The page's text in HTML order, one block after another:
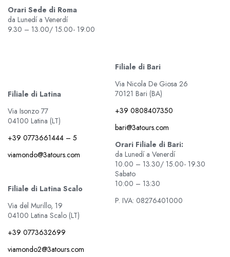
Orari Sede di Roma
da Lunedí a Venerdí
9.30 – 13.00/ 15.00- 19.00
Filiale di Latina
Via Isonzo 77
04100 Latina (LT)
+39 0773661444 – 5
viamondo@3atours.com
Filiale di Latina Scalo
Via del Murillo, 19
04100 Latina Scalo (LT)
+39 0773632699
viamondo2@3atours.com
Filiale di Bari
Via Nicola De Giosa 26
70121 Bari (BA)
+39 0808407350
bari@3atours.com
Orari Filiale di Bari:
da Lunedí a Venerdí
10.00 – 13.30/ 15.00- 19.30
Sabato
10:00 – 13:30
P. IVA: 08276401000